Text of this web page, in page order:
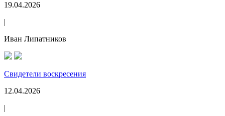
19.04.2026
|
Иван Липатников
Свидетели воскресения
12.04.2026
|